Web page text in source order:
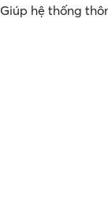
Giúp hệ thống